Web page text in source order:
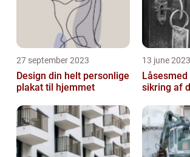
27 september 2023
Design din helt personlige
plakat til hjemmet
13 june 2023
sikring af